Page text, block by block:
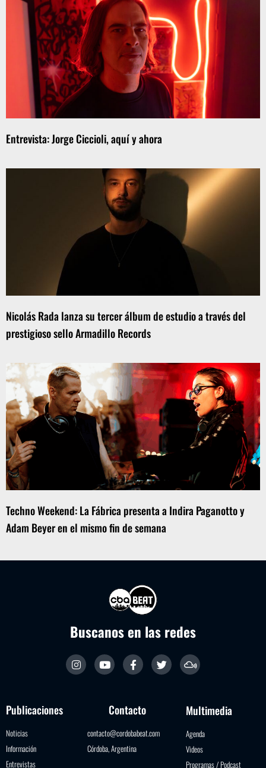
Entrevista: Jorge Ciccioli, aquí y ahora
Nicolás Rada lanza su tercer álbum de estudio a través del
prestigioso sello Armadillo Records
Techno Weekend: La Fábrica presenta a Indira Paganotto y
Adam Beyer en el mismo fin de semana
Buscanos en las redes
Publicaciones
Noticias
Información
Entrevistas
Contacto
contacto@cordobabeat.com
Córdoba, Argentina
Multimedia
Agenda
Videos
Programas / Podcast